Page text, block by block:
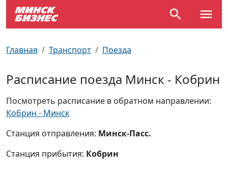
Главная Транспорт Поезда
Расписание поезда Минск - Кобрин
Посмотреть расписание в обратном направлении:
Кобрин - Минск
Станция отправления: Минск-Пасс.
Станция прибытия: Кобрин
Улицы Минска
Пробки на дорогах